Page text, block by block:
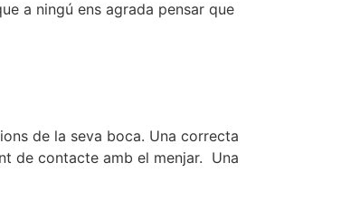
a ningú ens agrada pensar que
de la seva boca. Una correcta
de contacte amb el menjar. Una